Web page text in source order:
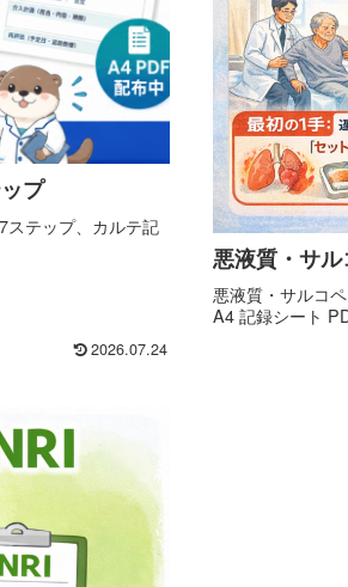
プ
ステップ、カルテ記
2026.07.24
悪液質・サ
悪液質・サルコ
A4 記録シート